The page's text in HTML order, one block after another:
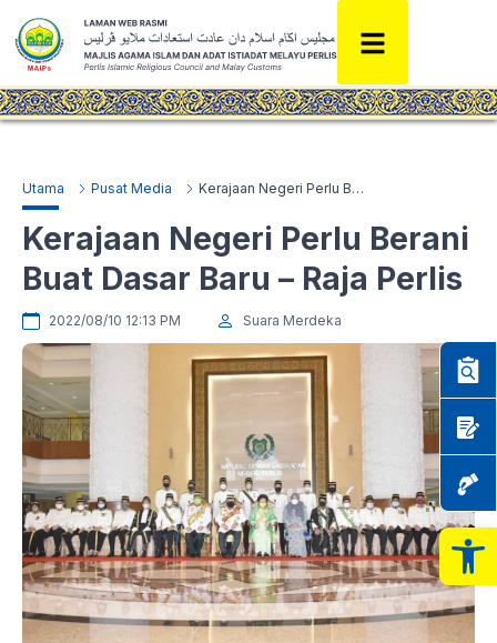
Utama Pusat Media Kerajaan Negeri Perlu Berani Buat Dasar Baru – Raja Perlis
Kerajaan Negeri Perlu Berani
Buat Dasar Baru – Raja Perlis
2022/08/10 12:13 PM Suara Merdeka